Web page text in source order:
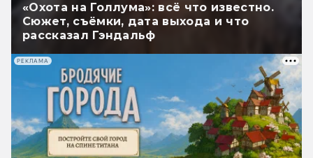
«Охота на Голлума»: всё что известно.
Сюжет, съёмки, дата выхода и что
рассказал Гэндальф
РЕКЛАМА